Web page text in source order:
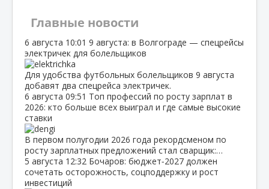
Главные новости
6 августа 10:01 9 августа: в Волгограде — спецрейсы
электричек для болельщиков
Для удобства футбольных болельщиков 9 августа
добавят два спецрейса электричек.
6 августа 09:51 Топ профессий по росту зарплат в
2026: кто больше всех выиграл и где самые высокие
ставки
В первом полугодии 2026 года рекордсменом по
росту зарплатных предложений стал сварщик:…
5 августа 12:32 Бочаров: бюджет‑2027 должен
сочетать осторожность, соцподдержку и рост
инвестиций